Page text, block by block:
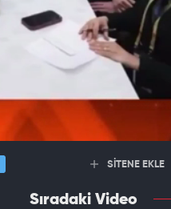
SİTENE EKLE
Sıradaki Video